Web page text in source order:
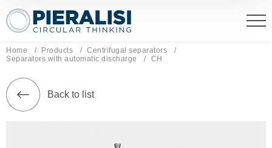
Pieralisi Maip Spa
Home Products
Centrifugal separators
Separators with automatic discharge
Current page:
CH
Back to list